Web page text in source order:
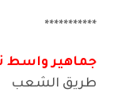
***********
جماهير واسط
طريق الشعب